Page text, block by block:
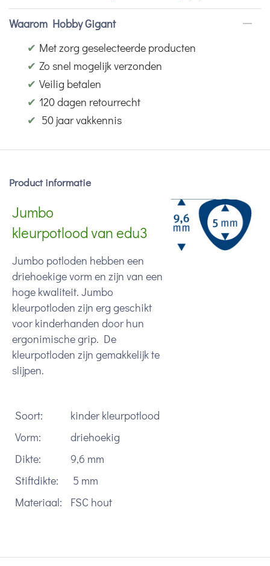
Waarom Hobby Gigant
✔ Met zorg geselecteerde producten
✔ Zo snel mogelijk verzonden
✔ Veilig betalen
✔ 120 dagen retourrecht
✔ 50 jaar vakkennis
Product informatie
Jumbo
kleurpotlood van edu3
Jumbo potloden hebben een
driehoekige vorm en zijn van een
hoge kwaliteit. Jumbo
kleurpotloden zijn erg geschikt
voor kinderhanden door hun
ergonimische grip. De
kleurpotloden zijn gemakkelijk te
slijpen.
Soort:
kinder kleurpotlood
Vorm:
driehoekig
Dikte:
9,6 mm
Stiftdikte:
5 mm
Materiaal:
FSC hout